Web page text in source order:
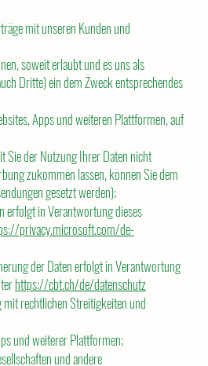
mit unseren Kunden und
soweit erlaubt und es uns als
Dritte) ein dem Zweck entsprechendes
Apps und weiteren Plattformen, auf
Sie der Nutzung Ihrer Daten nicht
zukommen lassen, können Sie dem
gesetzt werden);
erfolgt in Verantwortung dieses
privacy.microsoft.com/de-
der Daten erfolgt in Verantwortung
https://cbt.ch/de/datenschutz
rechtlichen Streitigkeiten und
und weiterer Plattformen;
und andere